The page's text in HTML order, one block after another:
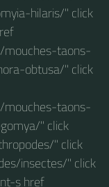
hilaris/" click
taons-
obtusa/" click
taons-
" click
" click
insectes/" click
s href